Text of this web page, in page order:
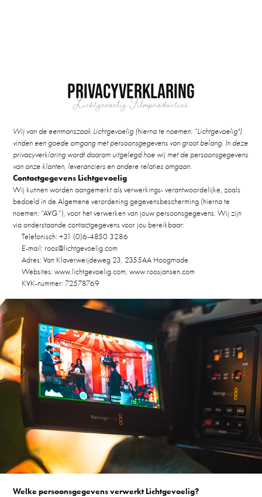
Privacyverklaring
Lichtgevoelig Filmproducties
Wij van de eenmanszaak Lichtgevoelig (hierna te noemen: “Lichtgevoelig")
vinden een goede omgang met persoonsgegevens van groot belang. In deze
privacyverklaring wordt daarom uitgelegd hoe wij met de persoonsgegevens
van onze klanten, leveranciers en andere relaties omgaan.
Contactgegevens Lichtgevoelig
Wij kunnen worden aangemerkt als verwerkings- verantwoordelijke, zoals
bedoeld in de Algemene verordening gegevensbescherming (hierna te
noemen: “AVG”), voor het verwerken van jouw persoonsgegevens. Wij zijn
via onderstaande contactgegevens voor jou bereikbaar:
Telefonisch: +31 (0)6-4850 3286
E-mail: roos@lichtgevoelig.com
Adres: Van Klaverweijdeweg 23, 2355AA Hoogmade
Websites:www.lichtgevoelig.com,www.roosjansen.com
KVK-nummer: 72578769
Welke persoonsgegevens verwerkt Lichtgevoelig?